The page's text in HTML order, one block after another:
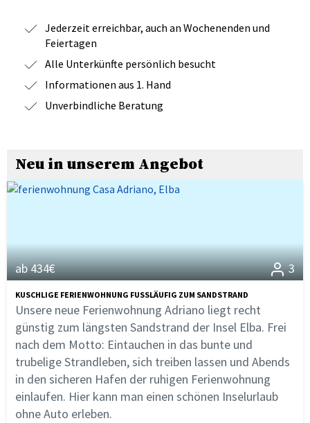
Jederzeit erreichbar, auch an Wochenenden und
Feiertagen
Alle Unterkünfte persönlich besucht
Informationen aus 1. Hand
Unverbindliche Beratung
Neu in unserem Angebot
ab 434€ 3
KUSCHLIGE FERIENWOHNUNG FUSSLÄUFIG ZUM SANDSTRAND
Unsere neue Ferienwohnung Adriano liegt recht
günstig zum längsten Sandstrand der Insel Elba. Frei
nach dem Motto: Eintauchen in das bunte und
trubelige Strandleben, sich treiben lassen und Abends
in den sicheren Hafen der ruhigen Ferienwohnung
einlaufen. Hier kann man einen schönen Inselurlaub
ohne Auto erleben.